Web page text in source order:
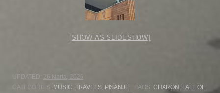
[SHOW AS SLIDESHOW]
UPDATED: 26 Marta, 2026
CATEGORIES: MUSIC TRAVELS PISANJE TAGS: CHARON FALL OF